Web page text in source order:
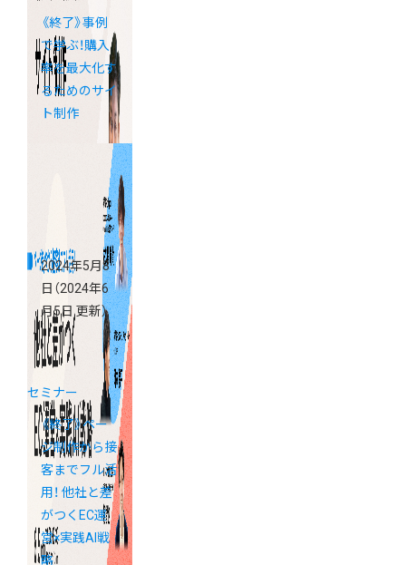
《終了》事例
で学ぶ！購入
率を最大化す
るためのサイ
ト制作
2024年5月8
日 （2024年6
月5日 更新）
セミナー
《終了》ペー
ジ制作から接
客までフル活
用！ 他社と差
がつくEC運
営×実践AI戦
略